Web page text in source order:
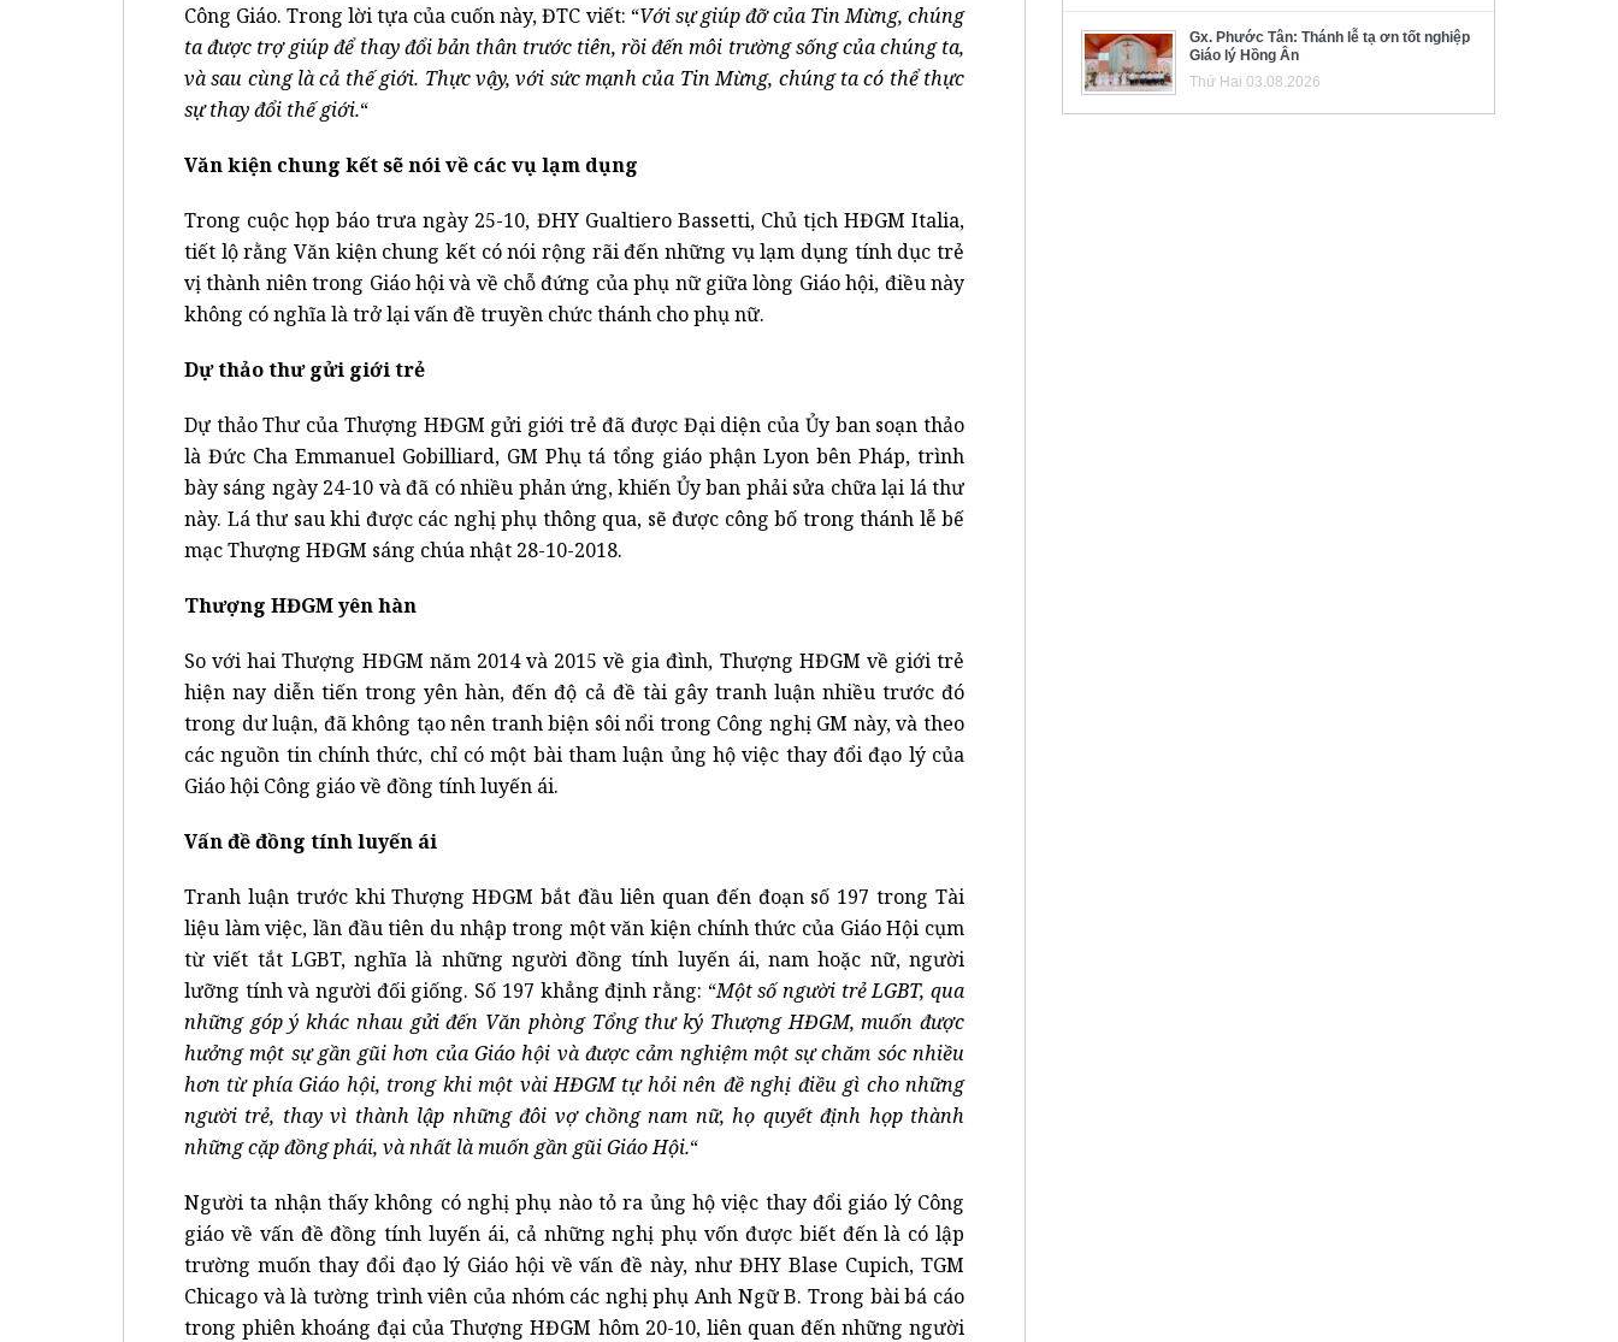
Công Giáo. Trong lời tựa của cuốn này, ĐTC viết: “Với sự giúp đỡ của Tin Mừng, chúng
ta được trợ giúp để thay đổi bản thân trước tiên, rồi đến môi trường sống của chúng ta,
và sau cùng là cả thế giới. Thực vậy, với sức mạnh của Tin Mừng, chúng ta có thể thực
sự thay đổi thế giới.“
Văn kiện chung kết sẽ nói về các vụ lạm dụng
Trong cuộc họp báo trưa ngày 25-10, ĐHY Gualtiero Bassetti, Chủ tịch HĐGM Italia,
tiết lộ rằng Văn kiện chung kết có nói rộng rãi đến những vụ lạm dụng tính dục trẻ
vị thành niên trong Giáo hội và về chỗ đứng của phụ nữ giữa lòng Giáo hội, điều này
không có nghĩa là trở lại vấn đề truyền chức thánh cho phụ nữ.
Dự thảo thư gửi giới trẻ
Dự thảo Thư của Thượng HĐGM gửi giới trẻ đã được Đại diện của Ủy ban soạn thảo
là Đức Cha Emmanuel Gobilliard, GM Phụ tá tổng giáo phận Lyon bên Pháp, trình
bày sáng ngày 24-10 và đã có nhiều phản ứng, khiến Ủy ban phải sửa chữa lại lá thư
này. Lá thư sau khi được các nghị phụ thông qua, sẽ được công bố trong thánh lễ bế
mạc Thượng HĐGM sáng chúa nhật 28-10-2018.
Thượng HĐGM yên hàn
So với hai Thượng HĐGM năm 2014 và 2015 về gia đình, Thượng HĐGM về giới trẻ
hiện nay diễn tiến trong yên hàn, đến độ cả đề tài gây tranh luận nhiều trước đó
trong dư luận, đã không tạo nên tranh biện sôi nổi trong Công nghị GM này, và theo
các nguồn tin chính thức, chỉ có một bài tham luận ủng hộ việc thay đổi đạo lý của
Giáo hội Công giáo về đồng tính luyến ái.
Vấn đề đồng tính luyến ái
Tranh luận trước khi Thượng HĐGM bắt đầu liên quan đến đoạn số 197 trong Tài
liệu làm việc, lần đầu tiên du nhập trong một văn kiện chính thức của Giáo Hội cụm
từ viết tắt LGBT, nghĩa là những người đồng tính luyến ái, nam hoặc nữ, người
lưỡng tính và người đối giống. Số 197 khẳng định rằng: “Một số người trẻ LGBT, qua
những góp ý khác nhau gửi đến Văn phòng Tổng thư ký Thượng HĐGM, muốn được
hưởng một sự gần gũi hơn của Giáo hội và được cảm nghiệm một sự chăm sóc nhiều
hơn từ phía Giáo hội, trong khi một vài HĐGM tự hỏi nên đề nghị điều gì cho những
người trẻ, thay vì thành lập những đôi vợ chồng nam nữ, họ quyết định họp thành
những cặp đồng phái, và nhất là muốn gần gũi Giáo Hội.“
Người ta nhận thấy không có nghị phụ nào tỏ ra ủng hộ việc thay đổi giáo lý Công
giáo về vấn đề đồng tính luyến ái, cả những nghị phụ vốn được biết đến là có lập
trường muốn thay đổi đạo lý Giáo hội về vấn đề này, như ĐHY Blase Cupich, TGM
Chicago và là tường trình viên của nhóm các nghị phụ Anh Ngữ B. Trong bài bá cáo
trong phiên khoáng đại của Thượng HĐGM hôm 20-10, liên quan đến những người
Gx. Phước Tân: Thánh lễ tạ ơn tốt nghiệp
Giáo lý Hồng Ân
Thứ Hai 03.08.2026